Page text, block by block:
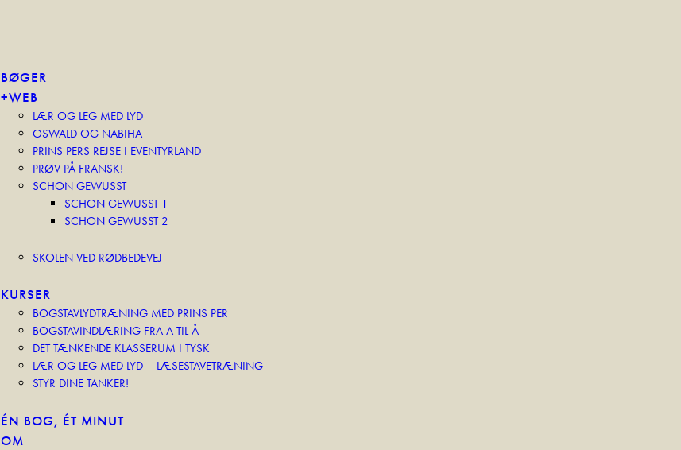
BØGER
+WEB
LÆR OG LEG MED LYD
OSWALD OG NABIHA
PRINS PERS REJSE I EVENTYRLAND
PRØV PÅ FRANSK!
SCHON GEWUSST
SCHON GEWUSST 1
SCHON GEWUSST 2
SKOLEN VED RØDBEDEVEJ
KURSER
BOGSTAVLYDTRÆNING MED PRINS PER
BOGSTAVINDLÆRING FRA A TIL Å
DET TÆNKENDE KLASSERUM I TYSK
LÆR OG LEG MED LYD – LÆSESTAVETRÆNING
STYR DINE TANKER!
ÉN BOG, ÉT MINUT
OM